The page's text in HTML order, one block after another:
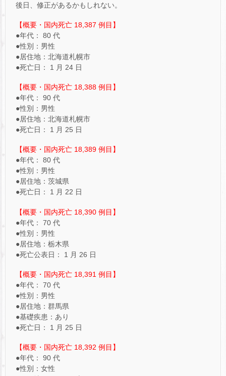
後日、修正があるかもしれない。
【概要・国内死亡 18,387 例目】
●年代： 80 代
●性別：男性
●居住地：北海道札幌市
●死亡日： 1 月 24 日
【概要・国内死亡 18,388 例目】
●年代： 90 代
●性別：男性
●居住地：北海道札幌市
●死亡日： 1 月 25 日
【概要・国内死亡 18,389 例目】
●年代： 80 代
●性別：男性
●居住地：茨城県
●死亡日： 1 月 22 日
【概要・国内死亡 18,390 例目】
●年代： 70 代
●性別：男性
●居住地：栃木県
●死亡公表日： 1 月 26 日
【概要・国内死亡 18,391 例目】
●年代： 70 代
●性別：男性
●居住地：群馬県
●基礎疾患：あり
●死亡日： 1 月 25 日
【概要・国内死亡 18,392 例目】
●年代： 90 代
●性別：女性